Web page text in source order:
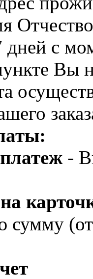
с
Вы
-
на
сумму